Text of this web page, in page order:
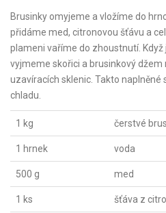
Brusinky omyjeme a vložíme do
přidáme med, citronovou šťávu a
plameni vaříme do zhoustnutí.
vyjmeme skořici a brusinkový džem
uzavíracích sklenic. Takto
chladu.
1 kg čerstvé
1 hrnek voda
500 g med
1 ks šťáva z